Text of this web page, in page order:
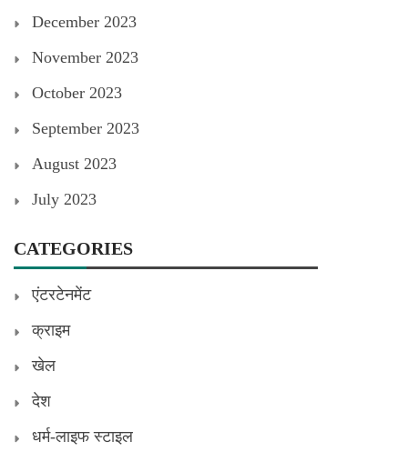
December 2023
November 2023
October 2023
September 2023
August 2023
July 2023
CATEGORIES
एंटरटेनमेंट
क्राइम
खेल
देश
धर्म-लाइफ स्टाइल